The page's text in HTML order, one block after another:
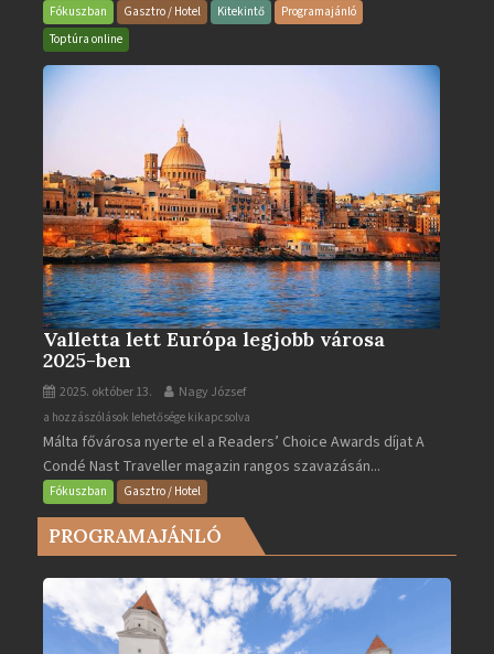
és
Gyógyfürdő
Fókuszban Gasztro / Hotel Kitekintő
Programajánló
Toptúra online
Valletta lett Európa legjobb városa
2025-ben
2025. október 13. Nagy József
Valletta
lett
Európa
legjobb
városa
2025-
bejegyzéshez
a hozzászólások lehetősége kikapcsolva
Málta fővárosa nyerte el a Readers’ Choice Awards díjat A
Condé Nast Traveller magazin rangos szavazásán...
Fókuszban Gasztro / Hotel
PROGRAMAJÁNLÓ